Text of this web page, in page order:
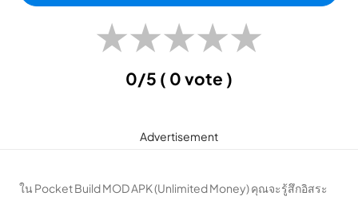
★★★★★
0/5 ( 0 vote )
Advertisement
ใน Pocket Build MOD APK (Unlimited Money) คุณจะรู้สึกอิสระ